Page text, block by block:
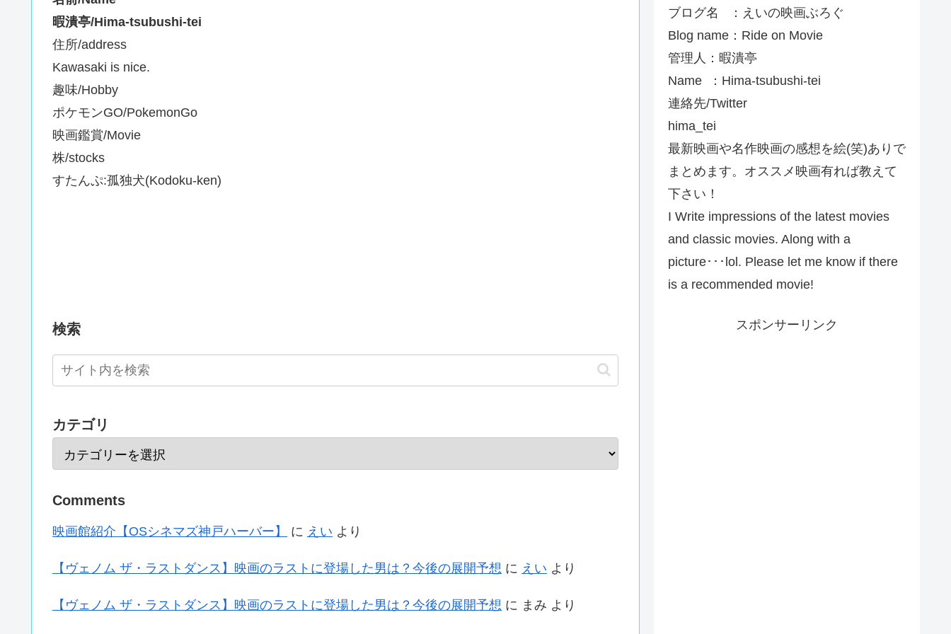
暇潰亭/Hima-tsubushi-tei
住所/address
Kawasaki is nice.
趣味/Hobby
ポケモンGO/PokemonGo
映画鑑賞/Movie
株/stocks
すたんぷ:孤独犬(Kodoku-ken)
検索
カテゴリ
Comments
映画館紹介【OSシネマズ神戸ハーバー】 に えい より
【ヴェノム ザ・ラストダンス】映画のラストに登場した男は？今後の展開予想 に えい より
【ヴェノム ザ・ラストダンス】映画のラストに登場した男は？今後の展開予想 に まみ より
ブログ名 ：えいの映画ぶろぐ
Blog name：Ride on Movie
管理人：暇潰亭
Name ：Hima-tsubushi-tei
連絡先/Twitter
hima_tei
最新映画や名作映画の感想を絵(笑)ありで
まとめます。オススメ映画有れば教えて
下さい！
I Write impressions of the latest movies
and classic movies. Along with a
picture･･･lol. Please let me know if there
is a recommended movie!
スポンサーリンク